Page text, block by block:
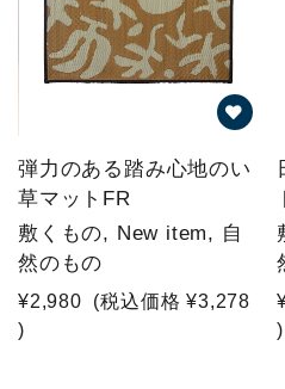
弾力のある踏み心地のい
草マットFR
敷くもの, New item, 自
然のもの
¥2,980 (税込価格 ¥3,278
)
)